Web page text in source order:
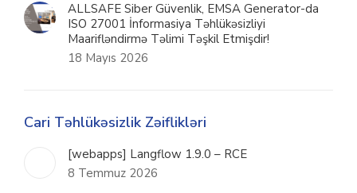
ALLSAFE Siber Güvenlik, EMSA Generator-da
ISO 27001 İnformasiya Təhlükəsizliyi
Maarifləndirmə Təlimi Təşkil Etmişdir!
18 Mayıs 2026
Cari Təhlükəsizlik Zəiflikləri
[webapps] Langflow 1.9.0 – RCE
8 Temmuz 2026